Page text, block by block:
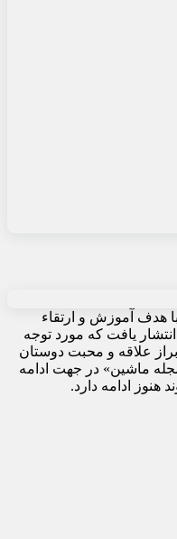
«مجله ماشین» از مهرماه سال ۱۳۵۸ با هدف آموزش و ارتقاء
یافت که مورد توجه
علاقه و محبت دوستان
ماشین» در جهت ادامه
هنوز ادامه دارد.